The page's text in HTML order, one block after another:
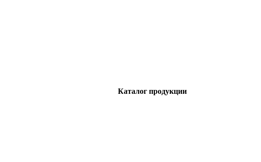
Каталог продукции